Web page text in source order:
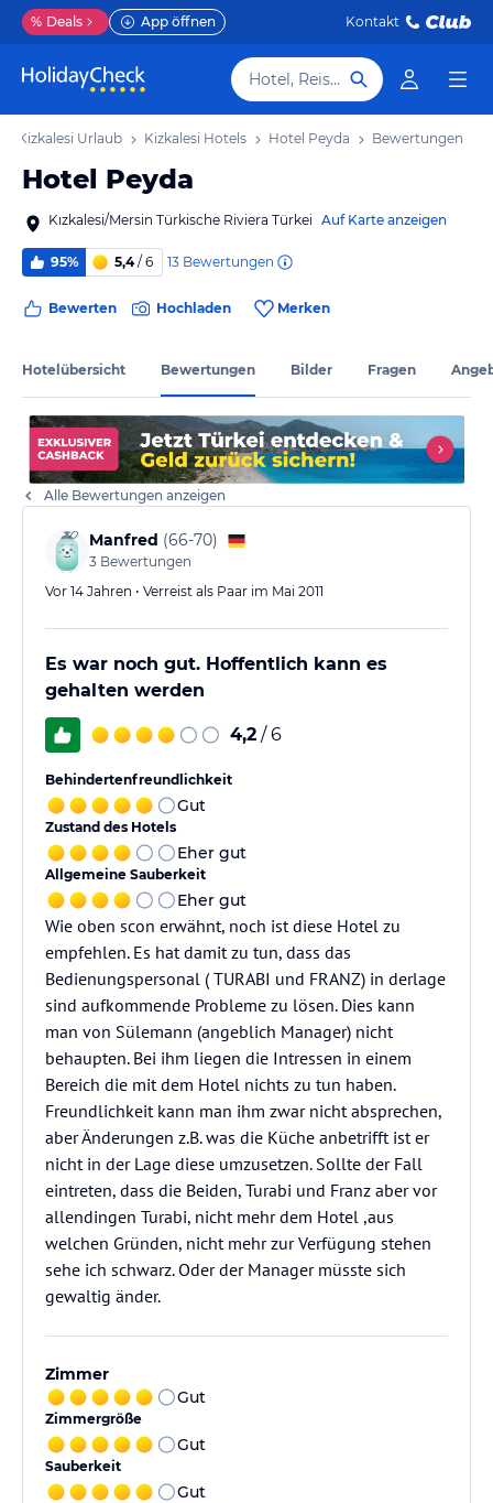
% Deals App öffnen Kontakt
Hotel, Reiseziel
Kizkalesi Urlaub Kizkalesi Hotels Hotel Peyda Bewertungen
Hotel Peyda
Kızkalesi/Mersin Türkische Riviera Türkei Auf Karte anzeigen
95% 5,4/ 6 13 Bewertungen
Bewerten Hochladen Merken
Hotelübersicht Bewertungen Bilder Fragen
Alle Bewertungen anzeigen
Manfred (66-70)
3 Bewertungen
Vor 14 Jahren • Verreist als Paar im Mai 2011
Es war noch gut. Hoffentlich kann es
gehalten werden
4,2 / 6
Behindertenfreundlichkeit
Gut
Zustand des Hotels
Eher gut
Allgemeine Sauberkeit
Eher gut
Wie oben scon erwähnt, noch ist diese Hotel zu
empfehlen. Es hat damit zu tun, dass das
Bedienungspersonal ( TURABI und FRANZ) in derlage
sind aufkommende Probleme zu lösen. Dies kann
man von Sülemann (angeblich Manager) nicht
behaupten. Bei ihm liegen die Intressen in einem
Bereich die mit dem Hotel nichts zu tun haben.
Freundlichkeit kann man ihm zwar nicht absprechen,
aber Änderungen z.B. was die Küche anbetrifft ist er
nicht in der Lage diese umzusetzen. Sollte der Fall
eintreten, dass die Beiden, Turabi und Franz aber vor
allendingen Turabi, nicht mehr dem Hotel ,aus
welchen Gründen, nicht mehr zur Verfügung stehen
sehe ich schwarz. Oder der Manager müsste sich
gewaltig änder.
Zimmer
Gut
Zimmergröße
Gut
Sauberkeit
Gut